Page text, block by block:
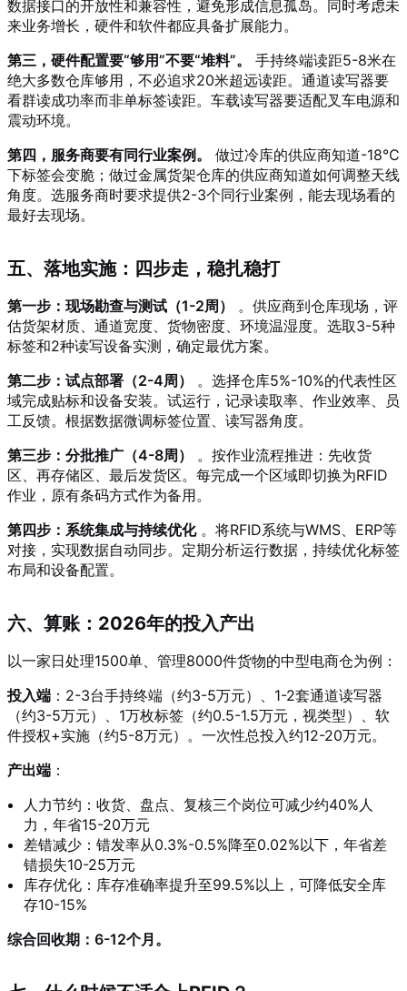
数据接口的开放性和兼容性，避免形成信息孤岛。同时考虑未
来业务增长，硬件和软件都应具备扩展能力。
第三，硬件配置要“够用”不要“堆料”。
手持终端读距5-8米在
绝大多数仓库够用，不必追求20米超远读距。通道读写器要
看群读成功率而非单标签读距。车载读写器要适配叉车电源和
震动环境。
第四，服务商要有同行业案例。
做过冷库的供应商知道-18℃
下标签会变脆；做过金属货架仓库的供应商知道如何调整天线
角度。选服务商时要求提供2-3个同行业案例，能去现场看的
最好去现场。
五、落地实施：四步走，稳扎稳打
第一步：现场勘查与测试（1-2周）
。供应商到仓库现场，评
估货架材质、通道宽度、货物密度、环境温湿度。选取3-5种
标签和2种读写设备实测，确定最优方案。
第二步：试点部署（2-4周）
。选择仓库5%-10%的代表性区
域完成贴标和设备安装。试运行，记录读取率、作业效率、员
工反馈。根据数据微调标签位置、读写器角度。
第三步：分批推广（4-8周）
。按作业流程推进：先收货
区、再存储区、最后发货区。每完成一个区域即切换为RFID
作业，原有条码方式作为备用。
第四步：系统集成与持续优化。将RFID系统与WMS、ERP等
对接，实现数据自动同步。定期分析运行数据，持续优化标签
布局和设备配置。
六、算账：2026年的投入产出
以一家日处理1500单、管理8000件货物的中型电商仓为例：
投入端 ：2-3台手持终端（约3-5万元）、1-2套通道读写器
（约3-5万元）、1万枚标签（约0.5-1.5万元，视类型）、软
件授权+实施（约5-8万元）。一次性总投入约12-20万元。
产出端 ：
人力节约：收货、盘点、复核三个岗位可减少约40%人
力，年省15-20万元
差错减少：错发率从0.3%-0.5%降至0.02%以下，年省差
错损失10-25万元
库存优化：库存准确率提升至99.5%以上，可降低安全库
存10-15%
综合回收期：6-12个月。